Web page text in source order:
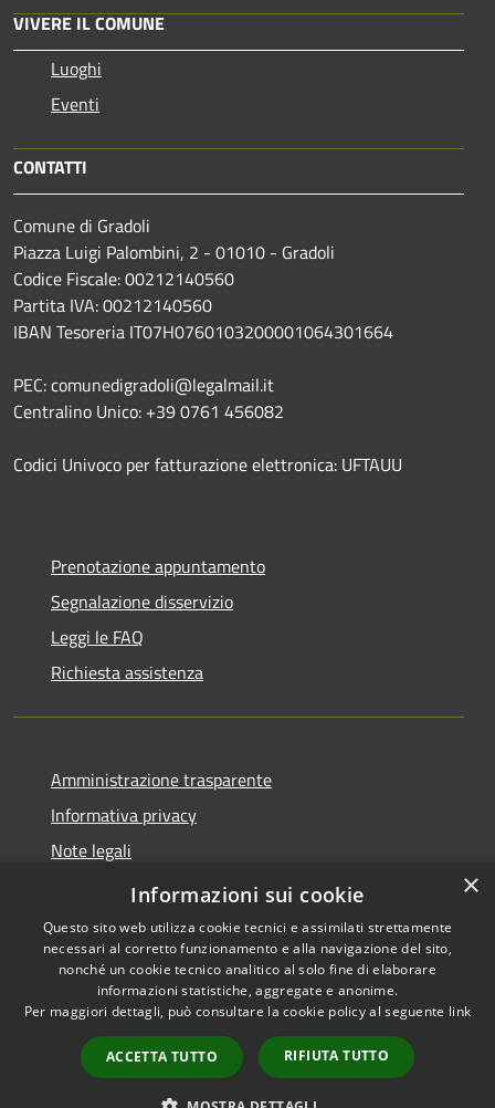
VIVERE IL COMUNE
Luoghi
Eventi
CONTATTI
Comune di Gradoli
Piazza Luigi Palombini, 2 - 01010 - Gradoli
Codice Fiscale: 00212140560
Partita IVA: 00212140560
IBAN Tesoreria IT07H0760103200001064301664
PEC: comunedigradoli@legalmail.it
Centralino Unico: +39 0761 456082
Codici Univoco per fatturazione elettronica: UFTAUU
Prenotazione appuntamento
Segnalazione disservizio
Leggi le FAQ
Richiesta assistenza
Amministrazione trasparente
Informativa privacy
Note legali
Dichiarazione di accessibilità
Accessibilità
Copyright © 2026 • Comune di
Gradoli • Powered by
Municipium•
Accesso
redazione
×
Informazioni sui cookie
Questo sito web utilizza cookie tecnici e assimilati strettamente
necessari al corretto funzionamento e alla navigazione del sito,
nonché un cookie tecnico analitico al solo fine di elaborare
informazioni statistiche, aggregate e anonime.
Per maggiori dettagli, può consultare la cookie policy al seguente link
ACCETTA TUTTO RIFIUTA TUTTO